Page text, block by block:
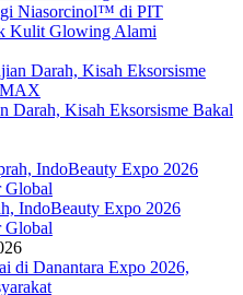
Niasorcinol™ di PIT
Kulit Glowing Alami
Darah, Kisah Eksorsisme Bakal
IndoBeauty Expo 2026
Global